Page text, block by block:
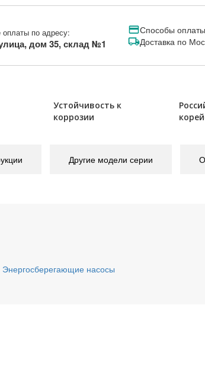
по адресу:
дом 35, склад №1
Способы оплаты
Доставка по
Устойчивость к
коррозии
Другие модели серии
Энергосберегающие насосы